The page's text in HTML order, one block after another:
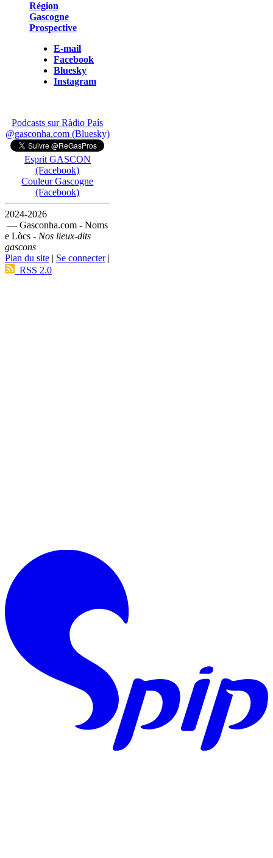
Région
Gascogne
Prospective
E-mail
Facebook
Bluesky
Instagram
Podcasts sur Ràdio País
@gasconha.com (Bluesky)
Esprit GASCON
(Facebook)
Couleur Gascogne
(Facebook)
2024-2026
— Gasconha.com - Noms
e Lòcs - Nos lieux-dits
gascons
Plan du site | Se connecter|
RSS 2.0